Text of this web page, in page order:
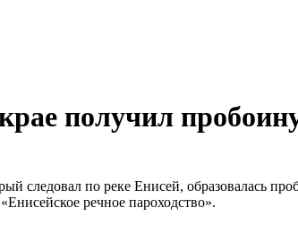
получил
следовал по реке Енисей, образовалась
речное пароходство».